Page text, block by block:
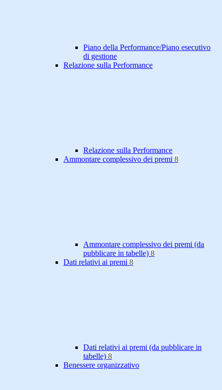
Piano della Performance/Piano esecutivo
di gestione
Relazione sulla Performance
Relazione sulla Performance
Ammontare complessivo dei premi 8
Ammontare complessivo dei premi (da
pubblicare in tabelle) 8
Dati relativi ai premi 8
Dati relativi ai premi (da pubblicare in
tabelle) 8
Benessere organizzativo